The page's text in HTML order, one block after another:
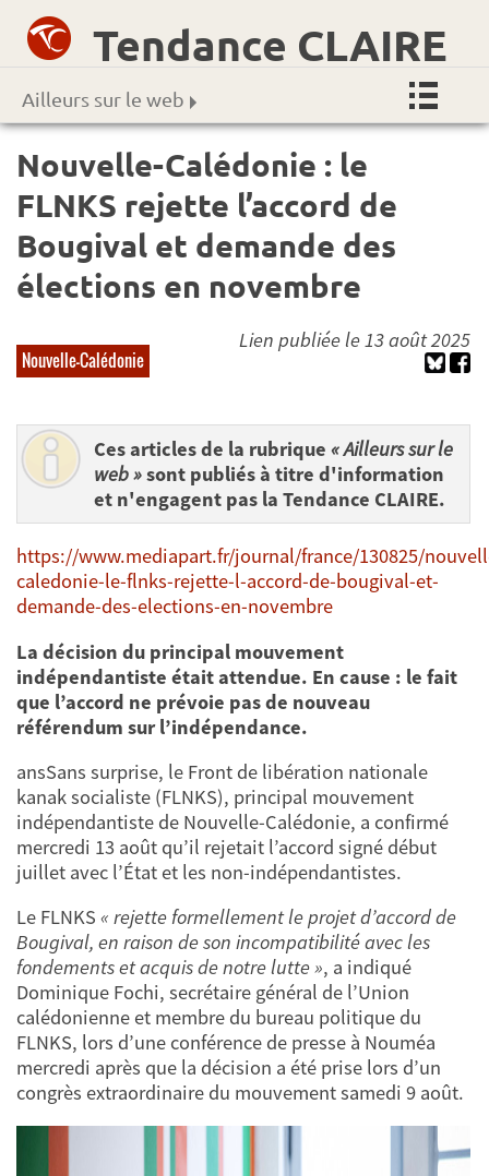
Tendance CLAIRE
Ailleurs sur le web
Nouvelle-Calédonie : le
FLNKS rejette l’accord de
Bougival et demande des
élections en novembre
Nouvelle-Calédonie
Lien publiée le 13 août 2025
Ces articles de la rubrique « Ailleurs sur le
web »sont publiés à titre d'information
et n'engagent pas la Tendance CLAIRE.
https://www.mediapart.fr/journal/france/130825/
caledonie-le-flnks-rejette-l-accord-de-bougival-et-
demande-des-elections-en-novembre
La décision du principal mouvement
indépendantiste était attendue. En cause : le fait
que l’accord ne prévoie pas de nouveau
référendum sur l’indépendance.
ansSans surprise, le Front de libération nationale
kanak socialiste (FLNKS), principal mouvement
indépendantiste de Nouvelle-Calédonie, a confirmé
mercredi 13 août qu’il rejetait l’accord signé début
juillet avec l’État et les non-indépendantistes.
Le FLNKS « rejette formellement le projet d’accord de
Bougival, en raison de son incompatibilité avec les
fondements et acquis de notre lutte », a indiqué
Dominique Fochi, secrétaire général de l’Union
calédonienne et membre du bureau politique du
FLNKS, lors d’une conférence de presse à Nouméa
mercredi après que la décision a été prise lors d’un
congrès extraordinaire du mouvement samedi 9 août.